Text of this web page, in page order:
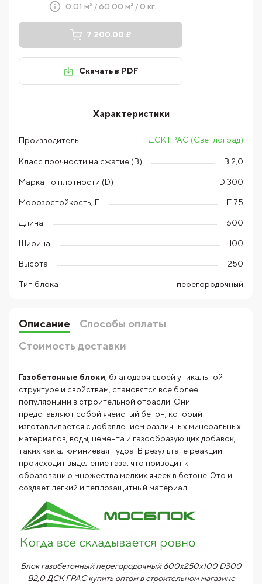
0.01 м³ / 60.00 м² / 0 кг.
7 200.00 ₽
Скачать в PDF
Характеристики
Производитель ДСК ГРАС (Светлоград)
Класс прочности на сжатие (В) B 2,0
Марка по плотности (D) D 300
Морозостойкость, F F 75
Длина 600
Ширина 100
Высота 250
Тип блока перегородочный
Описание
Способы оплаты
Стоимость доставки
Газобетонные блоки, благодаря своей уникальной
структуре и свойствам, становятся все более
популярными в строительной отрасли. Они
представляют собой ячеистый бетон, который
изготавливается с добавлением различных минеральных
материалов, воды, цемента и газообразующих добавок,
таких как алюминиевая пудра. В результате реакции
происходит выделение газа, что приводит к
образованию множества мелких ячеек в бетоне. Это и
создает легкий и теплозащитный материал.
Блок газобетонный перегородочный 600x250x100 D300
B2,0 ДСК ГРАС купить оптом в строительном магазине